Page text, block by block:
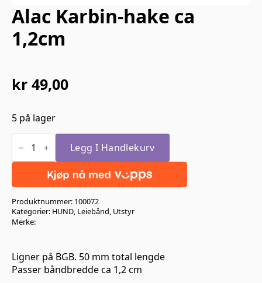
Alac Karbin-hake ca
1,2cm
kr 49,00
5 på lager
Alac
Karbin-
ca
antall
Legg I Handlekurv
Produktnummer: 100072
Kategorier: HUND, Leiebånd, Utstyr
Merke:
Ligner på BGB. 50 mm total lengde
Passer båndbredde ca 1,2 cm